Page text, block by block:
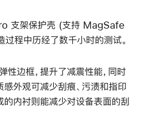
支架保护壳 (支持 MagSafe
程中历经了数千小时的测试。
性边框，提升了减震性能，同时
感外观可减少刮痕、污渍和指印
的内衬则能减少对设备表面的刮